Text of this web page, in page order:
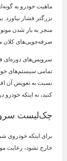
ماهیت خودرو به
بزرگتر فشار
منجر به باز شدن
صرفه‌جویی‌های کلان
سرویس‌های دوره‌ای
تمامی سیستم‌های
نسبت به تعویض آن
کنید، نه اینکه خودرو
چک‌لیست
برای اینکه خودروی
خارج نشود، رعایت